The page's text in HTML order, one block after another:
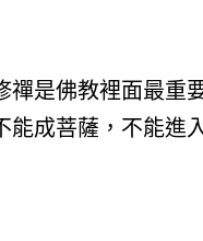
禪是佛教裡面最重
成菩薩，不能進